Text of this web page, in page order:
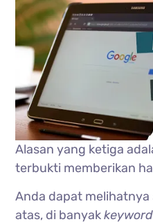
Alasan yang ketiga
terbukti memberikan
Anda dapat melihatnya
atas, di banyakkeyword